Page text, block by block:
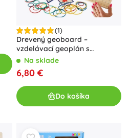
(1)
Drevený geoboard –
vzdelávací geoplán s
farebnými gumičkami a
Na sklade
6,80 €
Do košíka